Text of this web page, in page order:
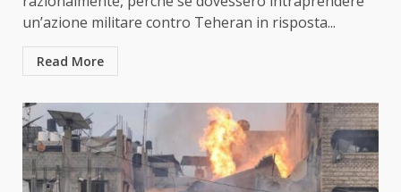
un’azione militare contro Teheran in risposta...
Read More